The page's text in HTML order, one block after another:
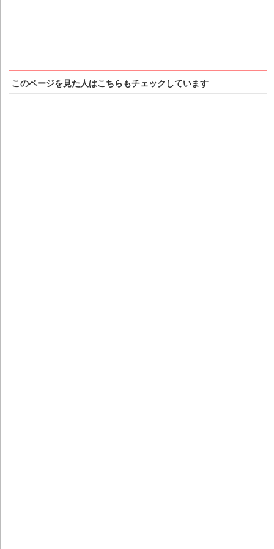
このページを見た人はこちらもチェックしています